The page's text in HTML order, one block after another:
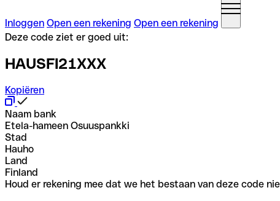
Inloggen Open een rekening Open een rekening
Deze code ziet er goed uit:
HAUSFI21XXX
Kopiëren
Naam bank
Etela-hameen Osuuspankki
Stad
Hauho
Land
Finland
Houd er rekening mee dat we het bestaan van deze code